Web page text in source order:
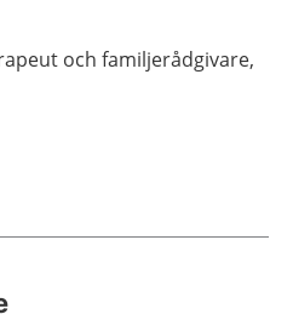
och familjerådgivare,